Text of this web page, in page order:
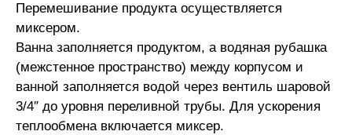
Перемешивание продукта осуществляется
миксером.
Ванна заполняется продуктом, а водяная рубашка
(межстенное пространство) между корпусом и
ванной заполняется водой через вентиль шаровой
3/4″ до уровня переливной трубы. Для ускорения
теплообмена включается миксер.